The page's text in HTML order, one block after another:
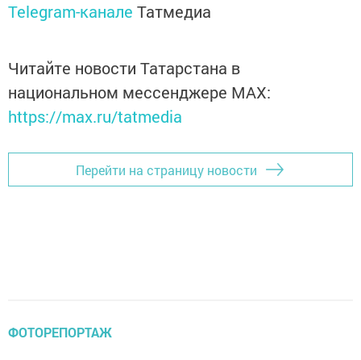
Telegram-канале Татмедиа
Читайте новости Татарстана в
национальном мессенджере MАХ:
https://max.ru/tatmedia
Перейти на страницу новости
ФОТОРЕПОРТАЖ